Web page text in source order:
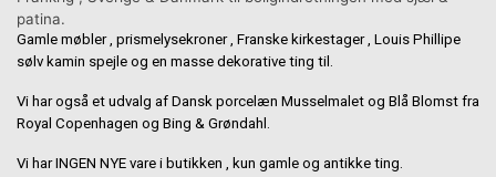
patina.
Gamle møbler , prismelysekroner , Franske kirkestager , Louis Phillipe
sølv kamin spejle og en masse dekorative ting til.
Vi har også et udvalg af Dansk porcelæn Musselmalet og Blå Blomst fra
Royal Copenhagen og Bing & Grøndahl.
Vi har INGEN NYE vare i butikken , kun gamle og antikke ting.